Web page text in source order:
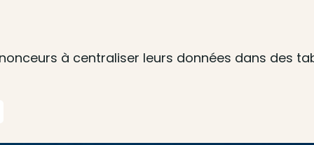
à centraliser leurs données dans des